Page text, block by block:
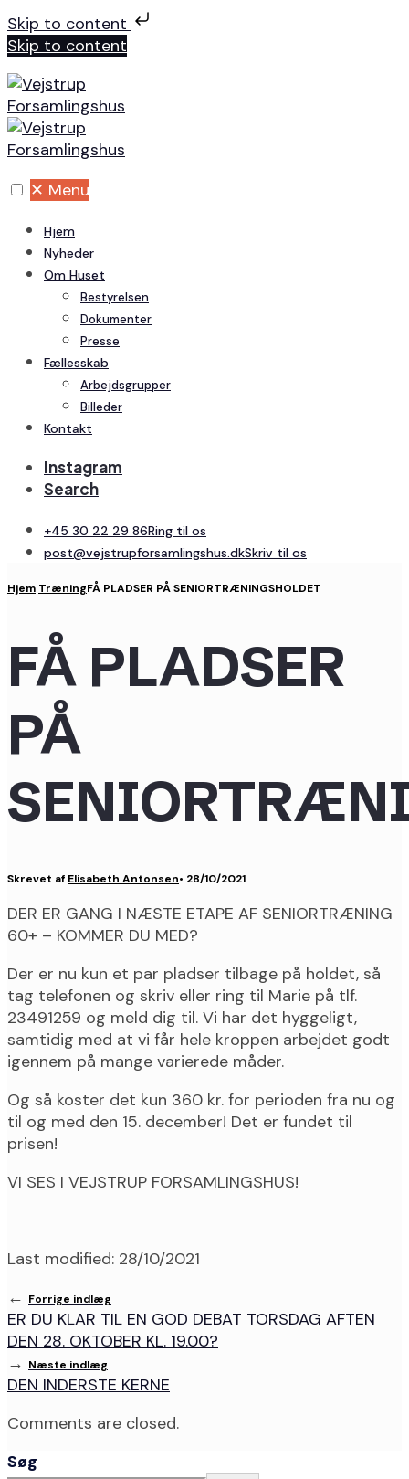
Skip to content
Skip to content
✕ Menu
Hjem
Nyheder
Om Huset
Bestyrelsen
Dokumenter
Presse
Fællesskab
Arbejdsgrupper
Billeder
Kontakt
Instagram
Search
+45 30 22 29 86Ring til os
post@vejstrupforsamlingshus.dkSkriv til os
Hjem TræningFÅ PLADSER PÅ SENIORTRÆNINGSHOLDET
FÅ PLADSER
PÅ
Skrevet af Elisabeth Antonsen• 28/10/2021
DER ER GANG I NÆSTE ETAPE AF SENIORTRÆNING
60+ – KOMMER DU MED?
Der er nu kun et par pladser tilbage på holdet, så
tag telefonen og skriv eller ring til Marie på tlf.
23491259 og meld dig til. Vi har det hyggeligt,
samtidig med at vi får hele kroppen arbejdet godt
igennem på mange varierede måder.
Og så koster det kun 360 kr. for perioden fra nu og
til og med den 15. december! Det er fundet til
prisen!
VI SES I VEJSTRUP FORSAMLINGSHUS!
Last modified: 28/10/2021
← Forrige indlæg
ER DU KLAR TIL EN GOD DEBAT TORSDAG AFTEN
DEN 28. OKTOBER KL. 19.00?
→ Næste indlæg
DEN INDERSTE KERNE
Comments are closed.
Søg